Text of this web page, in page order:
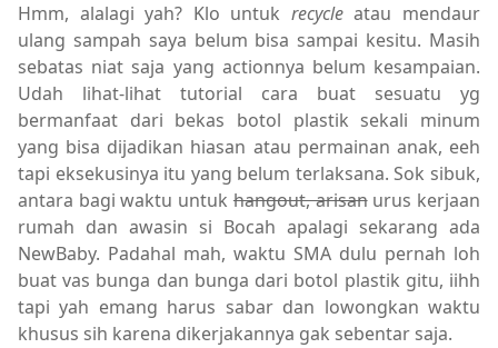
Hmm, alalagi yah? Klo untuk recycleatau mendaur
ulang sampah saya belum bisa sampai kesitu. Masih
sebatas niat saja yang actionnya belum kesampaian.
Udah lihat-lihat tutorial cara buat sesuatu yg
bermanfaat dari bekas botol plastik sekali minum
yang bisa dijadikan hiasan atau permainan anak, eeh
tapi eksekusinya itu yang belum terlaksana. Sok sibuk,
antara bagi waktu untuk hangout, arisanurus kerjaan
rumah dan awasin si Bocah apalagi sekarang ada
NewBaby. Padahal mah, waktu SMA dulu pernah loh
buat vas bunga dan bunga dari botol plastik gitu, iihh
tapi yah emang harus sabar dan lowongkan waktu
khusus sih karena dikerjakannya gak sebentar saja.